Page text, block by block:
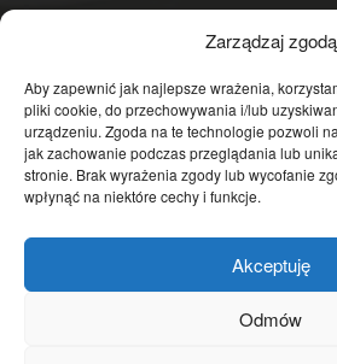
Zarządzaj zgodą
Aby zapewnić jak najlepsze wrażenia,
pliki cookie, do przechowywania i/lub
urządzeniu. Zgoda na te technologie pozwoli
jak zachowanie podczas przeglądania lub
stronie. Brak wyrażenia zgody lub wycofanie
wpłynąć na niektóre cechy i funkcje.
Akceptuję
Odmów
Temat dnia
Publicystyka
Polityka
Polska
Społeczeństwo